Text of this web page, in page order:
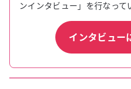
ンインタビュー」を行なって
インタビュー